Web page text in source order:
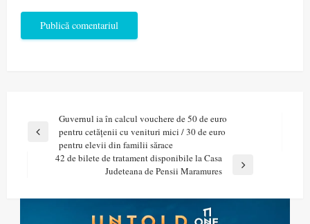
Navigare
în
articole
Previous
Guvernul ia în calcul vouchere de 50 de euro
pentru cetățenii cu venituri mici / 30 de euro
pentru elevii din familii sărace
42 de bilete de tratament disponibile la Casa
Judeteana de Pensii Maramures